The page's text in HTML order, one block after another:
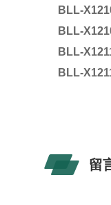
BLL-
BLL-
BLL-
BLL-
留